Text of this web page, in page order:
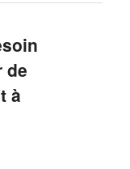
de
à